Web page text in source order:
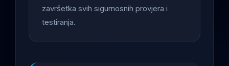
završetka svih sigurnosnih provjera i
testiranja.